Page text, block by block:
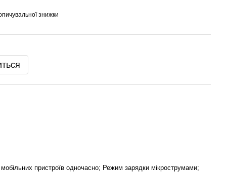
знижки
пристроїв одночасно; Режим зарядки мікрострумами;